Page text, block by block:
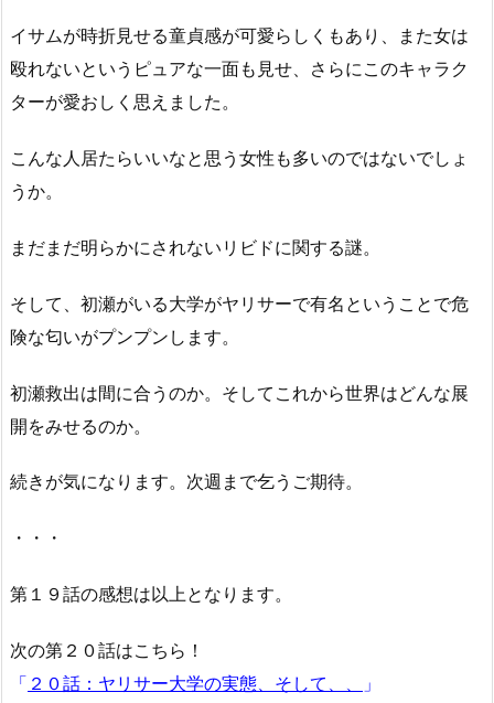
イサムが時折見せる童貞感が可愛らしくもあり、また女は
殴れないというピュアな一面も見せ、さらにこのキャラク
ターが愛おしく思えました。
こんな人居たらいいなと思う女性も多いのではないでしょ
うか。
まだまだ明らかにされないリビドに関する謎。
そして、初瀬がいる大学がヤリサーで有名ということで危
険な匂いがプンプンします。
初瀬救出は間に合うのか。そしてこれから世界はどんな展
開をみせるのか。
続きが気になります。次週まで乞うご期待。
・・・
第１９話の感想は以上となります。
次の第２０話はこちら！
「 ２０話：ヤリサー大学の実態、そして、、 」